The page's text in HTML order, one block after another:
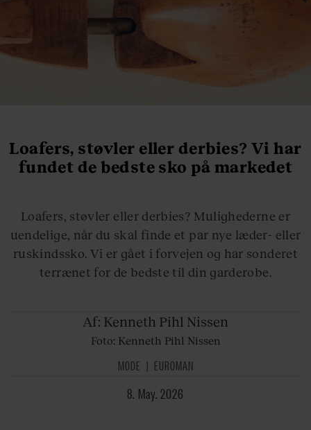
Loafers, støvler eller derbies? Vi har
fundet de bedste sko på markedet
Loafers, støvler eller derbies? Mulighederne er
uendelige, når du skal finde et par nye læder- eller
ruskindssko. Vi er gået i forvejen og har sonderet
terrænet for de bedste til din garderobe.
Af: Kenneth Pihl Nissen
Foto: Kenneth Pihl Nissen
MODE EUROMAN
8. May. 2026